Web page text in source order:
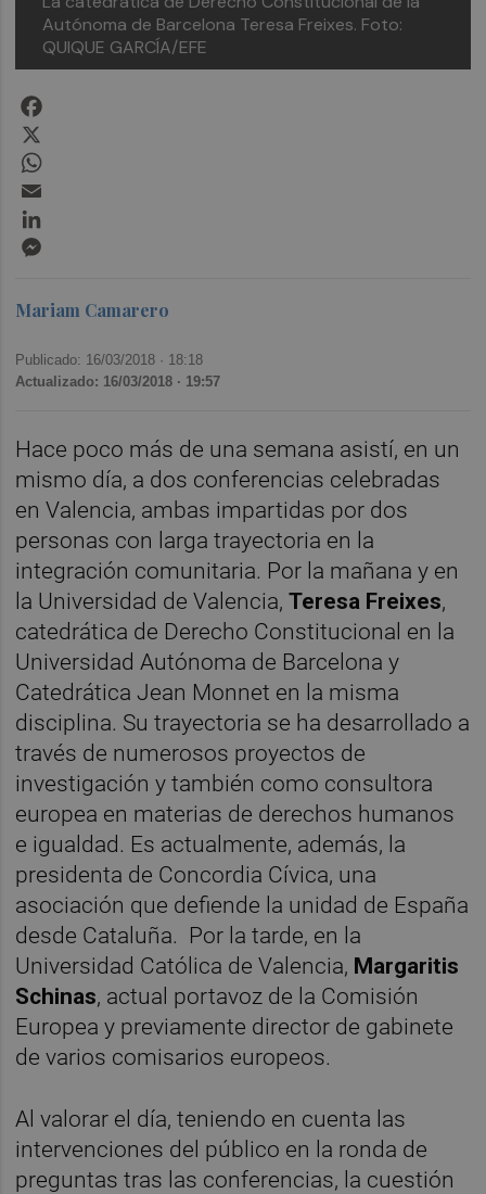
Autónoma de Barcelona Teresa Freixes. Foto:
QUIQUE GARCÍA/EFE
Mariam Camarero
Publicado: 16/03/2018 · 18:18
Actualizado: 16/03/2018 · 19:57
Hace poco más de una semana asistí, en un
mismo día, a dos conferencias celebradas
en Valencia, ambas impartidas por dos
personas con larga trayectoria en la
integración comunitaria. Por la mañana y en
la Universidad de Valencia,Teresa Freixes,
catedrática de Derecho Constitucional en la
Universidad Autónoma de Barcelona y
Catedrática Jean Monnet en la misma
disciplina. Su trayectoria se ha desarrollado a
través de numerosos proyectos de
investigación y también como consultora
europea en materias de derechos humanos
e igualdad. Es actualmente, además, la
presidenta de Concordia Cívica, una
asociación que defiende la unidad de España
desde Cataluña. Por la tarde, en la
Universidad Católica de Valencia, Margaritis
Schinas, actual portavoz de la Comisión
Europea y previamente director de gabinete
de varios comisarios europeos.
Al valorar el día, teniendo en cuenta las
intervenciones del público en la ronda de
preguntas tras las conferencias, la cuestión